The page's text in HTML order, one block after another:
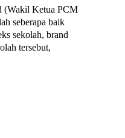
sekolah, brand
tersebut,